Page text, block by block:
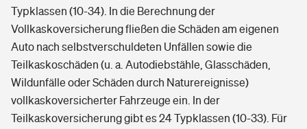
Typklassen (10-34). In die Berechnung der
Vollkaskoversicherung fließen die Schäden am eigenen
Auto nach selbstverschuldeten Unfällen sowie die
Teilkaskoschäden (u. a. Autodiebstähle, Glasschäden,
Wildunfälle oder Schäden durch Naturereignisse)
vollkaskoversicherter Fahrzeuge ein. In der
Teilkaskoversicherung gibt es 24 Typklassen (10-33). Für